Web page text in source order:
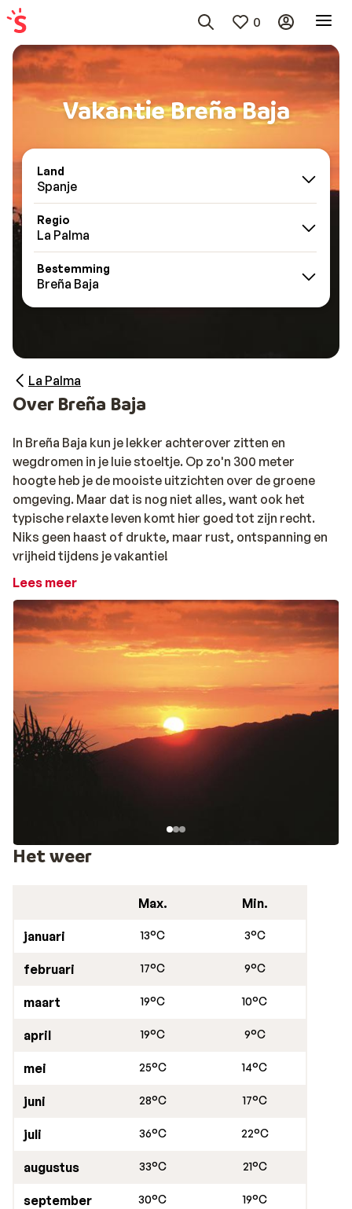
0
Vakantie Breña Baja
Land
Spanje
Regio
La Palma
Bestemming
Breña Baja
La Palma
Over Breña Baja
In Breña Baja kun je lekker achterover zitten en
wegdromen in je luie stoeltje. Op zo'n 300 meter
hoogte heb je de mooiste uitzichten over de groene
omgeving. Maar dat is nog niet alles, want ook het
typische relaxte leven komt hier goed tot zijn recht.
Niks geen haast of drukte, maar rust, ontspanning en
vrijheid tijdens je vakantie!
Lees meer
Het weer
Max. Min.
januari 13°C 3°C
februari 17°C 9°C
maart 19°C 10°C
april 19°C 9°C
mei 25°C 14°C
juni 28°C 17°C
juli 36°C 22°C
augustus 33°C 21°C
september 30°C 19°C